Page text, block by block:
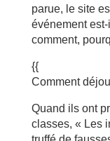
parue, le site
événement
comment,
{{
Comment
Quand ils ont
classes, « Les